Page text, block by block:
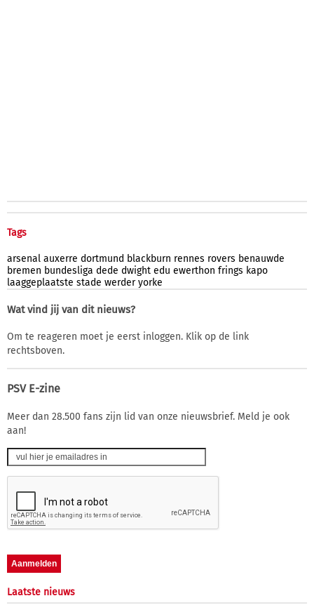
Tags
arsenal auxerre dortmund blackburn rennes rovers benauwde
bremen bundesliga dede dwight edu ewerthon frings kapo
laaggeplaatste stade werder yorke
Wat vind jij van dit nieuws?
Om te reageren moet je eerst inloggen. Klik op de link
rechtsboven.
PSV E-zine
Meer dan 28.500 fans zijn lid van onze nieuwsbrief. Meld je ook
aan!
Laatste nieuws